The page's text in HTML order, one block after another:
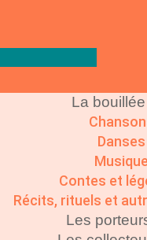
La bouillée
Danses
Musique
Contes et
Récits, rituels et
Les